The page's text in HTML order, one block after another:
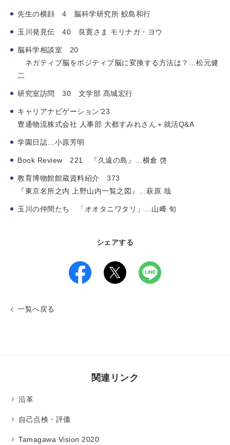
先生の横顔 4 脳科学研究所 鮫島和行
玉川発見伝 40 良寛さま モリナガ・ヨウ
脳科学相談室 20
ネガティブ脳をポジティブ脳に変換する方法は？…松元健
二
研究室訪問 30 文学部 髙城宏行
キャリアナビゲーション’23
豊通物流株式会社 人事部 大都すみれさん＋就活Q&A
学園日誌…小原芳明
Book Review 221 『久遠の島』…横倉 啓
教育博物館館蔵資料紹介 373
『東京名所之内 上野山内一覧之図』…萩原 哉
玉川の仲間たち 「オオタニワタリ」…山﨑 旬
シェアする
一覧へ戻る
関連リンク
沿革
自己点検・評価
Tamagawa Vision 2020